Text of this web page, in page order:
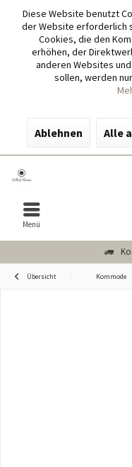
Diese Website benutzt
der Website erforderlich
Cookies, die den
erhöhen, der
anderen Websites
sollen, werden
Ablehnen Alle
Menü
Übersicht Kommode